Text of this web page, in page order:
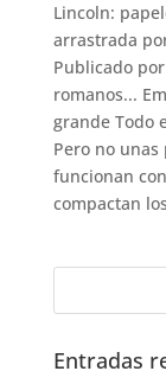
Lincoln:
arrastrada
Publicado
romanos...
grande Todo
Pero no
funcionan
compactan
Entradas